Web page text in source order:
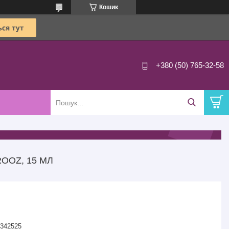
Кошик
+380 (50) 765-32-58
15 МЛ